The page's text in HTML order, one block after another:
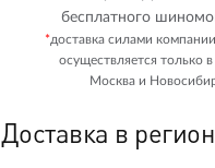
бесплатного
*доставка силами
осуществляется только
Москва и
Доставка в